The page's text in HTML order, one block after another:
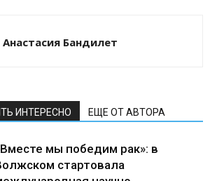
Анастасия Бандилет
ИНТЕРЕСНО ЕЩЕ ОТ АВТОРА
мы победим рак»: в
стартовала